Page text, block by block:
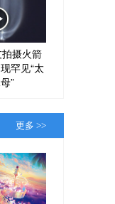
摄火箭
罕见“太
”
更多 >>